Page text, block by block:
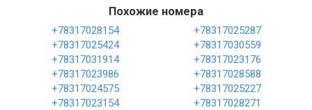
Похожие номера
+78317028154
+78317025287
+78317025424
+78317030559
+78317031914
+78317023176
+78317023986
+78317028588
+78317024575
+78317025227
+78317023154
+78317028271